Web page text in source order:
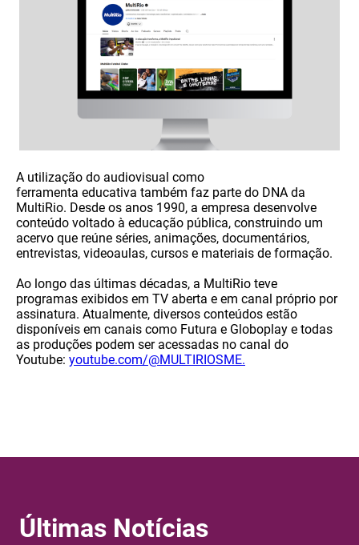
A utilização do audiovisual como
ferramenta educativa também faz parte do DNA da
MultiRio. Desde os anos 1990, a empresa desenvolve
conteúdo voltado à educação pública, construindo um
acervo que reúne séries, animações, documentários,
entrevistas, videoaulas, cursos e materiais de formação.
Ao longo das últimas décadas, a MultiRio teve
programas exibidos em TV aberta e em canal próprio por
assinatura. Atualmente, diversos conteúdos estão
disponíveis em canais como Futura e Globoplay e todas
as produções podem ser acessadas no canal do
Youtube: youtube.com/@MULTIRIOSME.
Últimas Notícias